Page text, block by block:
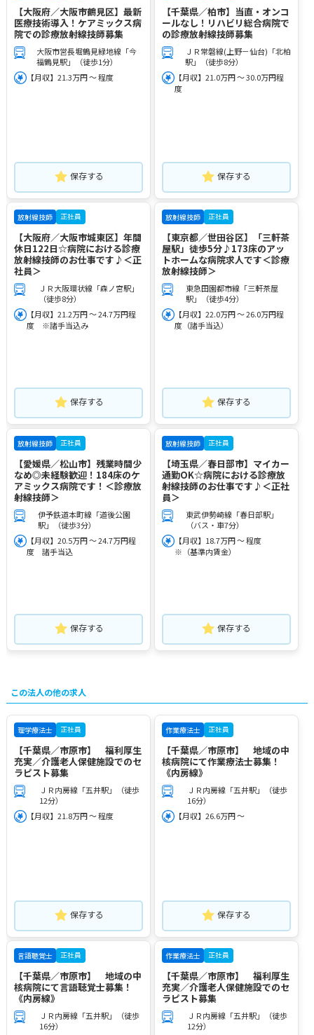
【大阪府／大阪市鶴見区】最新
医療技術導入！ケアミックス病
院での診療放射線技師募集
大阪市営長堀鶴見緑地線「今
福鶴見駅」（徒歩1分）
【月収】21.3万円 ～ 程度
保存する
【千葉県／柏市】当直・オンコ
ールなし！リハビリ総合病院で
の診療放射線技師募集
ＪＲ常磐線(上野－仙台)「北柏
駅」（徒歩8分）
【月収】21.0万円 ～ 30.0万円程
度
保存する
放射線技師 正社員
【大阪府／大阪市城東区】年間
休日122日☆病院における診療
放射線技師のお仕事です♪＜正
社員＞
ＪＲ大阪環状線「森ノ宮駅」
（徒歩8分）
【月収】21.2万円 ～ 24.7万円程
度 ※諸手当込み
保存する
放射線技師 正社員
【東京都／世田谷区】「三軒茶
屋駅」徒歩5分♪173床のアッ
トホームな病院求人です＜診療
放射線技師＞
東急田園都市線「三軒茶屋
駅」（徒歩4分）
【月収】22.0万円 ～ 26.0万円程
度（諸手当込）
保存する
放射線技師 正社員
【愛媛県／松山市】残業時間少
なめ◎未経験歓迎！184床のケ
アミックス病院です！＜診療放
射線技師＞
伊予鉄道本町線「道後公園
駅」（徒歩3分）
【月収】20.5万円 ～ 24.7万円程
度 諸手当込
保存する
放射線技師 正社員
【埼玉県／春日部市】マイカー
通勤OK☆病院における診療放
射線技師のお仕事です♪＜正社
員＞
東武伊勢崎線「春日部駅」
（バス・車7分）
【月収】18.7万円 ～ 程度
※（基準内賃金）
保存する
この法人の他の求人
理学療法士 正社員
【千葉県／市原市】 福利厚生
充実／介護老人保健施設でのセ
ラピスト募集
ＪＲ内房線「五井駅」（徒歩
12分）
【月収】21.8万円 ～ 程度
保存する
作業療法士 正社員
【千葉県／市原市】 地域の中
核病院にて作業療法士募集！
《内房線》
ＪＲ内房線「五井駅」（徒歩
16分）
【月収】26.6万円 ～
保存する
言語聴覚士 正社員
【千葉県／市原市】 地域の中
核病院にて言語聴覚士募集！
《内房線》
ＪＲ内房線「五井駅」（徒歩
16分）
作業療法士 正社員
【千葉県／市原市】 福利厚生
充実／介護老人保健施設でのセ
ラピスト募集
ＪＲ内房線「五井駅」（徒歩
12分）